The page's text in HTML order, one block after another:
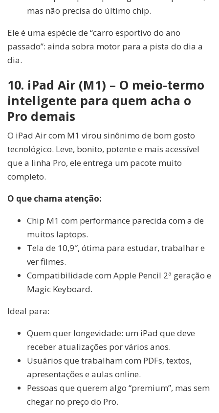
mas não precisa do último chip.
Ele é uma espécie de “carro esportivo do ano
passado”: ainda sobra motor para a pista do dia a
dia.
10. iPad Air (M1) – O meio-termo
inteligente para quem acha o
Pro demais
O iPad Air com M1 virou sinônimo de bom gosto
tecnológico. Leve, bonito, potente e mais acessível
que a linha Pro, ele entrega um pacote muito
completo.
O que chama atenção:
Chip M1 com performance parecida com a de
muitos laptops.
Tela de 10,9″, ótima para estudar, trabalhar e
ver filmes.
Compatibilidade com Apple Pencil 2ª geração e
Magic Keyboard.
Ideal para:
Quem quer longevidade: um iPad que deve
receber atualizações por vários anos.
Usuários que trabalham com PDFs, textos,
apresentações e aulas online.
Pessoas que querem algo “premium”, mas sem
chegar no preço do Pro.